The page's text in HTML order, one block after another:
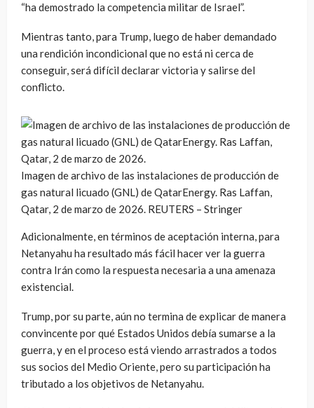
“ha demostrado la competencia militar de Israel”.
Mientras tanto, para Trump, luego de haber demandado
una rendición incondicional que no está ni cerca de
conseguir, será difícil declarar victoria y salirse del
conflicto.
Imagen de archivo de las instalaciones de producción de
gas natural licuado (GNL) de QatarEnergy. Ras Laffan,
Qatar, 2 de marzo de 2026. REUTERS – Stringer
Adicionalmente, en términos de aceptación interna, para
Netanyahu ha resultado más fácil hacer ver la guerra
contra Irán como la respuesta necesaria a una amenaza
existencial.
Trump, por su parte, aún no termina de explicar de manera
convincente por qué Estados Unidos debía sumarse a la
guerra, y en el proceso está viendo arrastrados a todos
sus socios del Medio Oriente, pero su participación ha
tributado a los objetivos de Netanyahu.